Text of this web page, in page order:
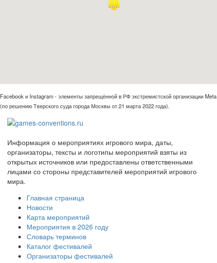
Facebook и Instagram - элементы запрещённой в РФ экстремистской организации Meta
(по решению Тверского суда города Москвы от 21 марта 2022 года).
Информация о мероприятиях игрового мира, даты,
организаторы, тексты и логотипы мероприятий взяты из
открытых источников или предоставлены ответственными
лицами со стороны представителей мероприятий игрового
мира.
Главная страница
Новости
Карта мероприятий
Мероприятия в 2026 году
Словарь терминов
Каталог фестивалей
Организаторы фестивалей